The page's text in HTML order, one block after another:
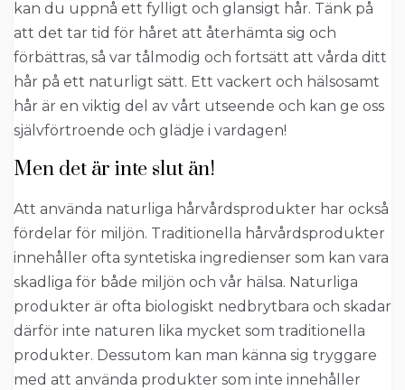
kan du uppnå ett fylligt och glansigt hår. Tänk på
att det tar tid för håret att återhämta sig och
förbättras, så var tålmodig och fortsätt att vårda ditt
hår på ett naturligt sätt. Ett vackert och hälsosamt
hår är en viktig del av vårt utseende och kan ge oss
självförtroende och glädje i vardagen!
Men det är inte slut än!
Att använda naturliga hårvårdsprodukter har också
fördelar för miljön. Traditionella hårvårdsprodukter
innehåller ofta syntetiska ingredienser som kan vara
skadliga för både miljön och vår hälsa. Naturliga
produkter är ofta biologiskt nedbrytbara och skadar
därför inte naturen lika mycket som traditionella
produkter. Dessutom kan man känna sig tryggare
med att använda produkter som inte innehåller